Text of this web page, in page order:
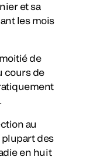
et sa
les mois
de
cours de
au
plupart des
en huit